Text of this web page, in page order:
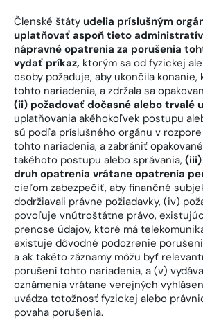
Členské štáty udelia príslušným
uplatňovať aspoň tieto
nápravné opatrenia za porušenia
vydať príkaz, ktorým sa od fyzickej
osoby požaduje, aby ukončila
tohto nariadenia, a zdržala sa
(ii) požadovať dočasné alebo trvalé
uplatňovania akéhokoľvek postupu
sú podľa príslušného orgánu v
tohto nariadenia, a zabrániť
takéhoto postupu alebo správania,
druh opatrenia vrátane opatrenia
cieľom zabezpečiť, aby finančné
dodržiavali právne požiadavky, (iv)
povoľuje vnútroštátne právo,
prenose údajov, ktoré má
existuje dôvodné podozrenie
a ak takéto záznamy môžu byť
porušení tohto nariadenia, a (v)
oznámenia vrátane verejných
uvádza totožnosť fyzickej alebo
povaha porušenia.